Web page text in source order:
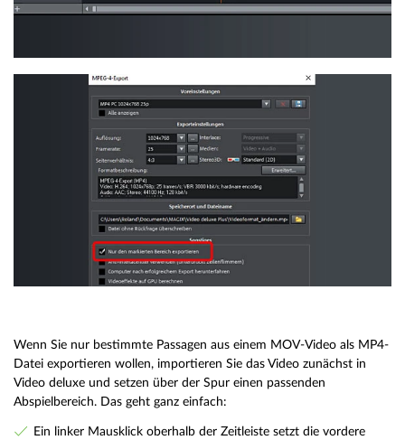
Wenn Sie nur bestimmte Passagen aus einem MOV-Video als MP4-
Datei exportieren wollen, importieren Sie das Video zunächst in
Video deluxe und setzen über der Spur einen passenden
Abspielbereich. Das geht ganz einfach:
Ein linker Mausklick oberhalb der Zeitleiste setzt die vordere